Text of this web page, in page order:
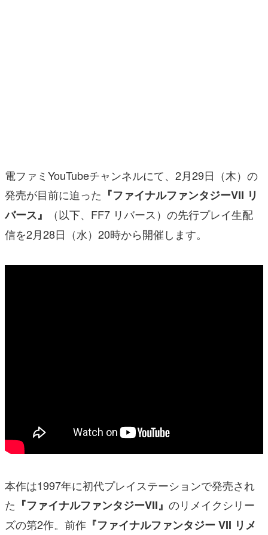
その他
電ファミニコゲーマーとは？
運営：株式会社マレ
電ファミYouTubeチャンネルにて、2月29日（木）の
発売が目前に迫った 『ファイナルファンタジーVII リ
バース』
（以下、FF7 リバース）の先行プレイ生配
信を2月28日（水）20時から開催します。
本作は1997年に初代プレイステーションで発売され
た 『ファイナルファンタジーVII』 のリメイクシリー
ズの第2作。前作 『ファイナルファンタジー VII リメ